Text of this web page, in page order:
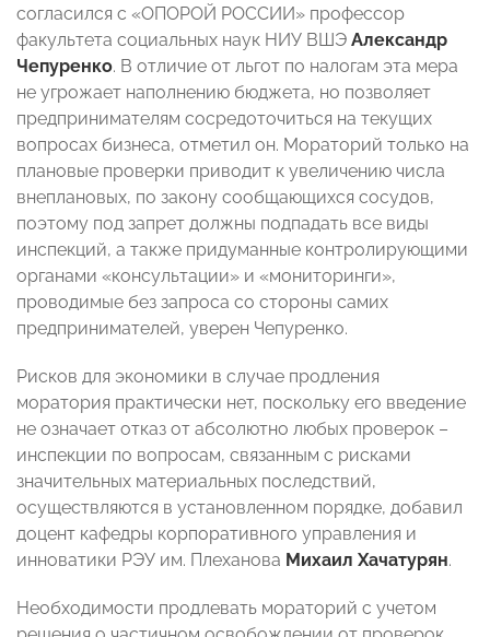
согласился с «ОПОРОЙ РОССИИ» профессор
факультета социальных наук НИУ ВШЭ Александр
Чепуренко. В отличие от льгот по налогам эта мера
не угрожает наполнению бюджета, но позволяет
предпринимателям сосредоточиться на текущих
вопросах бизнеса, отметил он. Мораторий только на
плановые проверки приводит к увеличению числа
внеплановых, по закону сообщающихся сосудов,
поэтому под запрет должны подпадать все виды
инспекций, а также придуманные контролирующими
органами «консультации» и «мониторинги»,
проводимые без запроса со стороны самих
предпринимателей, уверен Чепуренко.
Рисков для экономики в случае продления
моратория практически нет, поскольку его введение
не означает отказ от абсолютно любых проверок –
инспекции по вопросам, связанным с рисками
значительных материальных последствий,
осуществляются в установленном порядке, добавил
доцент кафедры корпоративного управления и
инноватики РЭУ им. Плеханова Михаил Хачатурян.
Необходимости продлевать мораторий с учетом